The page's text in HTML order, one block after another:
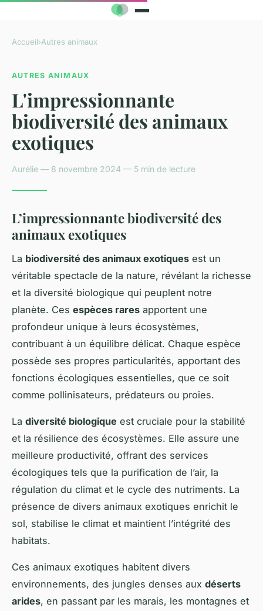
Accueil›Autres animaux
AUTRES ANIMAUX
L'impressionnante
biodiversité des animaux
exotiques
Aurélie — 8 novembre 2024 — 5 min de lecture
L’impressionnante biodiversité des
animaux exotiques
La biodiversité des animaux exotiques est un
véritable spectacle de la nature, révélant la richesse
et la diversité biologique qui peuplent notre
planète. Ces espèces rares apportent une
profondeur unique à leurs écosystèmes,
contribuant à un équilibre délicat. Chaque espèce
possède ses propres particularités, apportant des
fonctions écologiques essentielles, que ce soit
comme pollinisateurs, prédateurs ou proies.
La diversité biologique est cruciale pour la stabilité
et la résilience des écosystèmes. Elle assure une
meilleure productivité, offrant des services
écologiques tels que la purification de l’air, la
régulation du climat et le cycle des nutriments. La
présence de divers animaux exotiques enrichit le
sol, stabilise le climat et maintient l’intégrité des
habitats.
Ces animaux exotiques habitent divers
environnements, des jungles denses aux déserts
arides, en passant par les marais, les montagnes et